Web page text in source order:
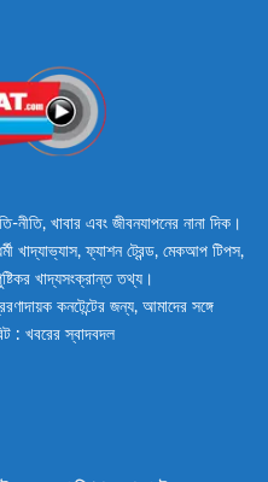
নীতি, খাবার এবং জীবনযাপনের নানা দিক।
খাদ্যাভ্যাস, ফ্যাশন ট্রেন্ড, মেকআপ টিপস,
খাদ্যসংক্রান্ত তথ্য।
কনটেন্টের জন্য, আমাদের সঙ্গে
: খবরের স্বাদবদল